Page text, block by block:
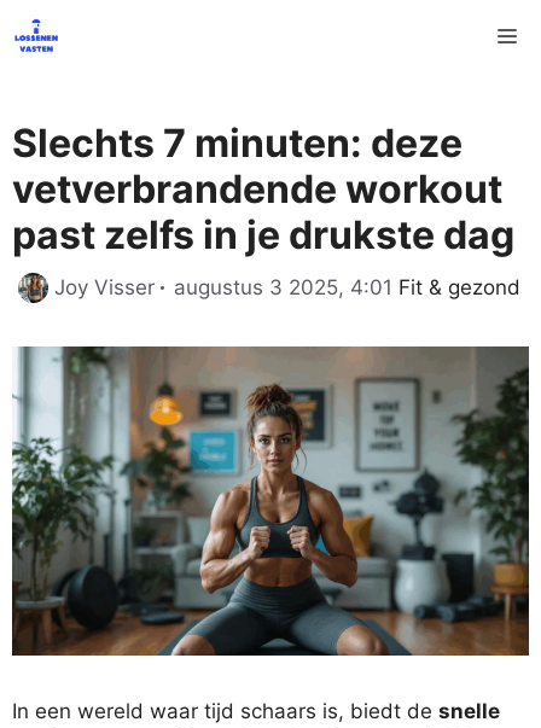
naar
Slechts 7 minuten: deze
vetverbrandende workout
past zelfs in je drukste dag
Joy Visser augustus 3 2025, 4:01 Categorieën
Fit & gezond
In een wereld waar tijd schaars is, biedt de snelle